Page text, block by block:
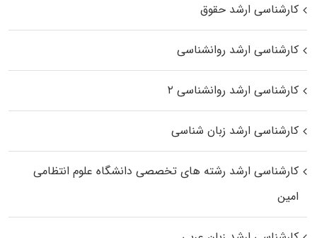
کارشناسی ارشد حقوق
کارشناسی ارشد روانشناسی
کارشناسی ارشد روانشناسی ۲
کارشناسی ارشد زبان شناسی
کارشناسی ارشد رﺷﺘﻪ ﻫﺎی تخصصی داﻧﺸﮕﺎه ﻋﻠﻮم انتظامی
اﻣﻴﻦ